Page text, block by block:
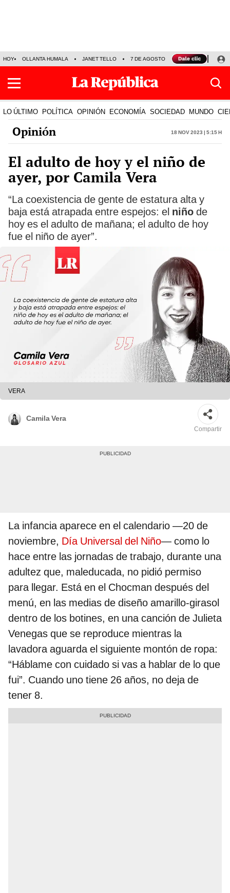
HOY OLLANTA HUMALA JANET TELLO 7 DE AGOSTO TINKA RESULTADOS
LO ÚLTIMO POLÍTICA OPINIÓN ECONOMÍA SOCIEDAD MUNDO
Opinión 18 Nov 2023 | 5:15 h
El adulto de hoy y el niño de
ayer, por Camila Vera
“La coexistencia de gente de estatura alta y
baja está atrapada entre espejos: el niño de
hoy es el adulto de mañana; el adulto de hoy
fue el niño de ayer”.
VERA
Camila Vera
Compartir
La infancia aparece en el calendario —20 de
noviembre, Día Universal del Niño— como lo
hace entre las jornadas de trabajo, durante una
adultez que, maleducada, no pidió permiso
para llegar. Está en el Chocman después del
menú, en las medias de diseño amarillo-girasol
dentro de los botines, en una canción de Julieta
Venegas que se reproduce mientras la
lavadora aguarda el siguiente montón de ropa:
“Háblame con cuidado si vas a hablar de lo que
fui”. Cuando uno tiene 26 años, no deja de
tener 8.